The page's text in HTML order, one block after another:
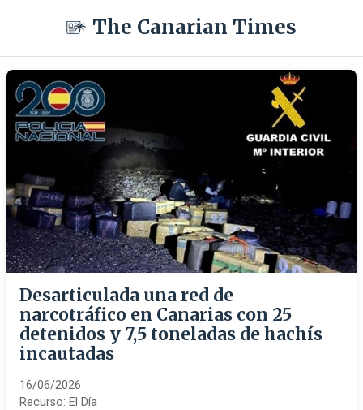
The Canarian Times
Desarticulada una red de
narcotráfico en Canarias con 25
detenidos y 7,5 toneladas de hachís
incautadas
16/06/2026
Recurso: El Día